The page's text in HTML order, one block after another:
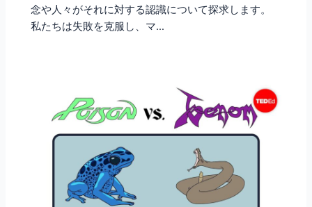
念や人々がそれに対する認識について探求します。
私たちは失敗を克服し、マ…